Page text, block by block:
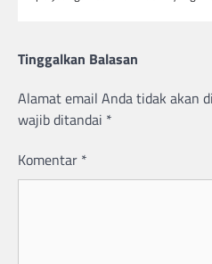
Tinggalkan Balasan
Alamat email Anda tidak akan
wajib ditandai *
Komentar *